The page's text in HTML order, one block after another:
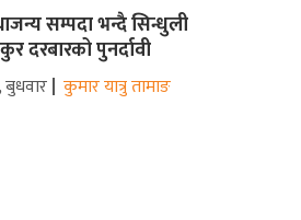
सम्पदा भन्दै सिन्धुली
दरबारको पुनर्दावी
कुमार यात्रु तामाङ